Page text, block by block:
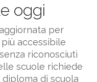
oggi
per
accessibile
riconosciuti
scuole richiede
diploma di scuola